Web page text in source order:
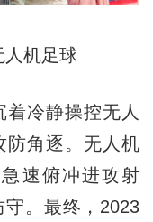
机足球
冷静操控无人
防角逐。无人机
速俯冲进攻射
。最终，2023